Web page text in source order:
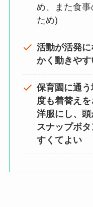
め、また食
ため)
活動が活発
かく動きや
保育園に通
度も着替え
洋服にし、
スナップボ
すくてよい